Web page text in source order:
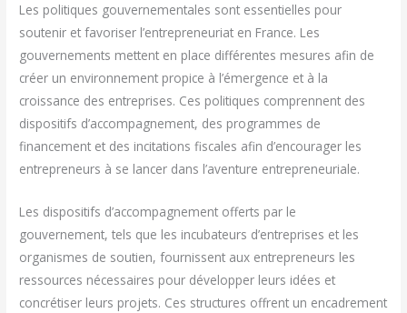
Les politiques gouvernementales sont essentielles pour
soutenir et favoriser l’entrepreneuriat en France. Les
gouvernements mettent en place différentes mesures afin de
créer un environnement propice à l’émergence et à la
croissance des entreprises. Ces politiques comprennent des
dispositifs d’accompagnement, des programmes de
financement et des incitations fiscales afin d’encourager les
entrepreneurs à se lancer dans l’aventure entrepreneuriale.
Les dispositifs d’accompagnement offerts par le
gouvernement, tels que les incubateurs d’entreprises et les
organismes de soutien, fournissent aux entrepreneurs les
ressources nécessaires pour développer leurs idées et
concrétiser leurs projets. Ces structures offrent un encadrement